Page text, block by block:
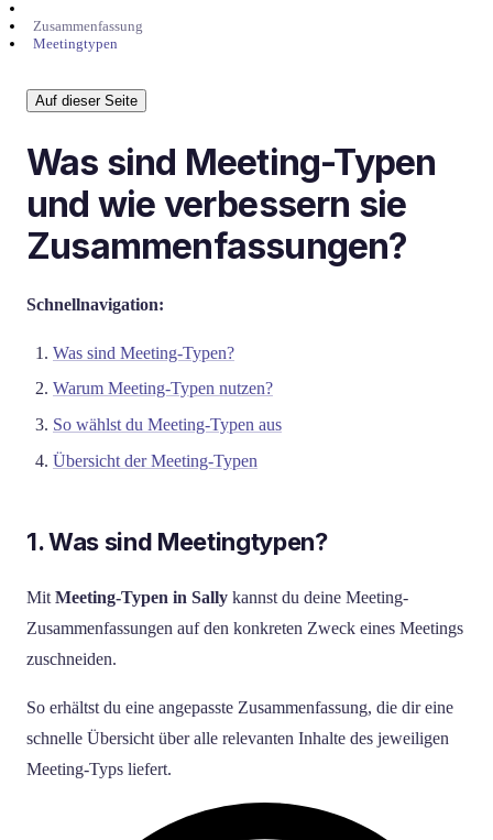
Zusammenfassung
Meetingtypen
Auf dieser Seite
Was sind Meeting-Typen
und wie verbessern sie
Zusammenfassungen?
Schnellnavigation:
Was sind Meeting-Typen?
Warum Meeting-Typen nutzen?
So wählst du Meeting-Typen aus
Übersicht der Meeting-Typen
1. Was sind Meetingtypen?
Mit Meeting-Typen in Sally kannst du deine Meeting-
Zusammenfassungen auf den konkreten Zweck eines Meetings
zuschneiden.
So erhältst du eine angepasste Zusammenfassung, die dir eine
schnelle Übersicht über alle relevanten Inhalte des jeweiligen
Meeting-Typs liefert.